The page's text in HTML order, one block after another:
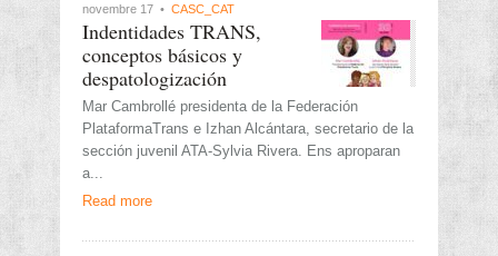
novembre 17 • CASC_CAT
Indentidades TRANS,
conceptos básicos y
despatologización
Mar Cambrollé presidenta de la Federación
PlataformaTrans e Izhan Alcántara, secretario de la
sección juvenil ATA-Sylvia Rivera. Ens aproparan
a...
Read more